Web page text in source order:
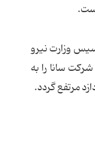
باعث گردید که وزارت نیرو با استناد به ماده‌های 1 و 2 قانون تأسیس وزارت نیرو
پیشنهاد دولتی شدن شرکت سانا را به
مرتفع گردد.